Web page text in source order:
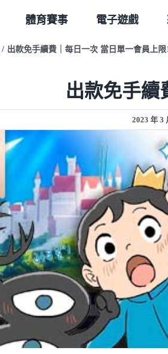
體育賽事 電子遊戲
出款免手續費｜每日一次 當日單一會員上限
出款免手續
2023 年 3